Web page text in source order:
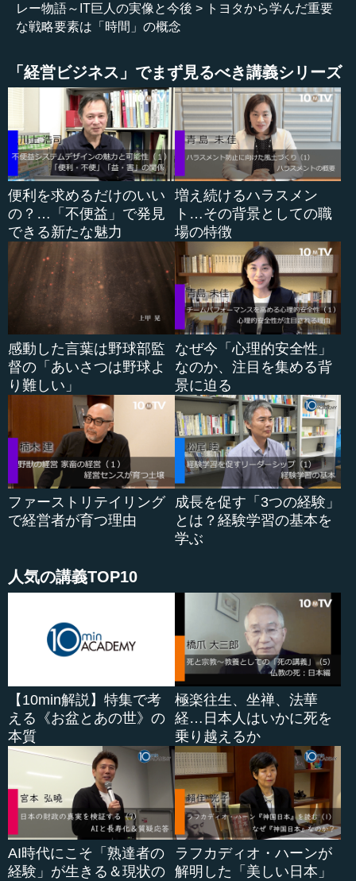
私はトヨタと非常に親しく、このときは豊田達郎氏が社
長でしたが、「島田先生は別格だから、1週間ぐらいずっと
に泊って、朝から夕方までずっと通い詰め、おそらく何百
時間かトヨタを調査しました。
●トヨタの戦略を応用していったアメリカ
私が何を行ったかというと、トヨタの労働者のインタビ
ューです。1人1時間ぐらいかけて「コンテンツ・アナリシ
ス（内容分析）」してみようと目論んだのです。行くと、
労働者にこう言います。「I don’t speak English well. May I
take tape? Is it OK?」。そう言うと「Sure」と言って話して
くれますが、1時間ぐらい続けて質問していくと、「どちら
がアメリカ人か分からない」となる。
レー物語～IT巨人の実像と今後
トヨタから学んだ重要
な戦略要素は「時間」の概念
「経営ビジネス」でまず見るべき講義シリーズ
便利を求めるだけのいい
の？…「不便益」で発見
できる新たな魅力
増え続けるハラスメン
ト…その背景としての職
場の特徴
感動した言葉は野球部監
督の「あいさつは野球よ
り難しい」
なぜ今「心理的安全性」
なのか、注目を集める背
景に迫る
ファーストリテイリング
で経営者が育つ理由
成長を促す「3つの経験」
とは？経験学習の基本を
学ぶ
人気の講義TOP10
【10min解説】特集で考
える《お盆とあの世》の
本質
極楽往生、坐禅、法華
経…日本人はいかに死を
乗り越えるか
AI時代にこそ「熟達者の
経験」が生きる＆現状の
ラフカディオ・ハーンが
解明した「美しい日本」